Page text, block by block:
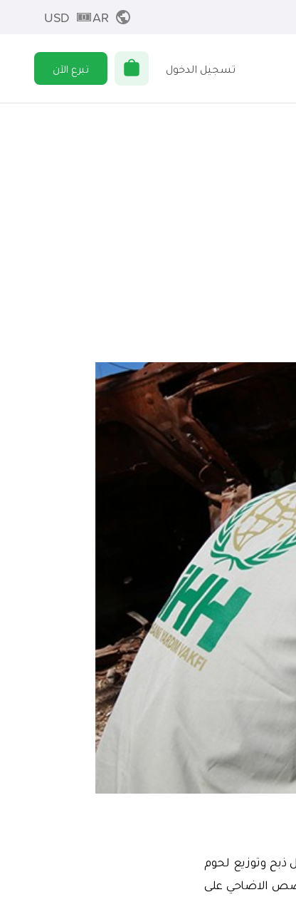
AR
USD
تسجيل الدخول تبرع الآن
ذبح وتوزيع لحوم
تم ذبح وتوزيع لحوم 45018 حصة من حصص الاضاحي على